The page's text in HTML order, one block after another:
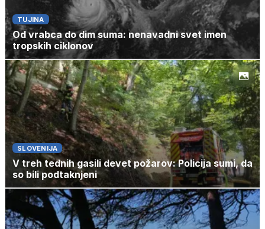
TUJINA
Od vrabca do dim suma: nenavadni svet imen
tropskih ciklonov
SLOVENIJA
V treh tednih gasili devet požarov: Policija sumi, da
so bili podtaknjeni